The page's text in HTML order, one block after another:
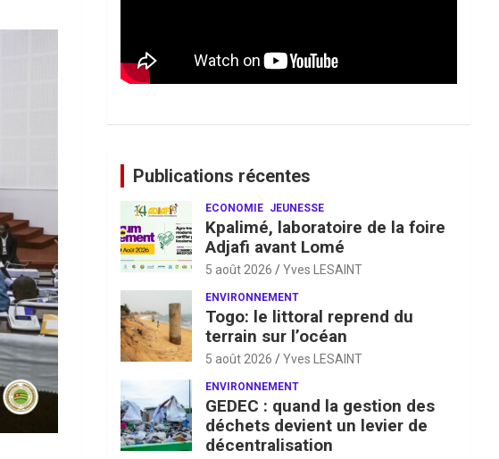
Publications récentes
ECONOMIE JEUNESSE
Kpalimé, laboratoire de la foire
Adjafi avant Lomé
5 août 2026 Yves LESAINT
ENVIRONNEMENT
Togo: le littoral reprend du
terrain sur l’océan
5 août 2026 Yves LESAINT
ENVIRONNEMENT
GEDEC : quand la gestion des
déchets devient un levier de
décentralisation